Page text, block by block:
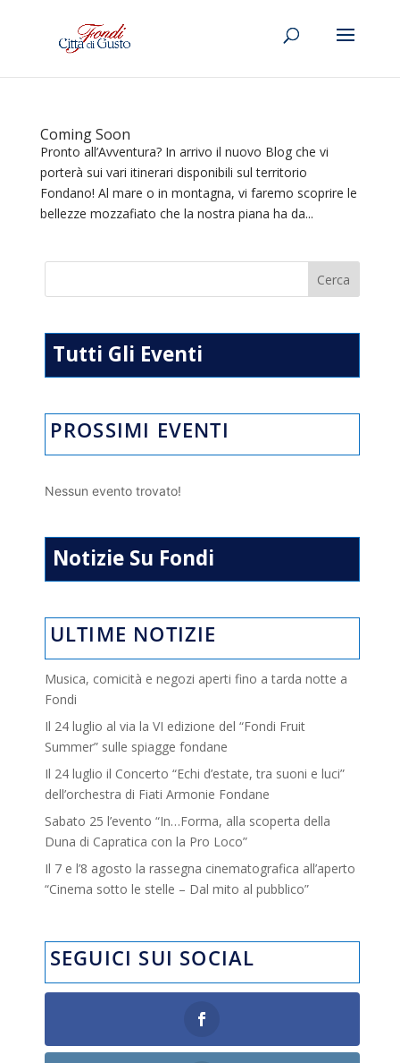
Coming Soon
Pronto all’Avventura? In arrivo il nuovo Blog che vi
porterà sui vari itinerari disponibili sul territorio
Fondano! Al mare o in montagna, vi faremo scoprire le
bellezze mozzafiato che la nostra piana ha da...
Tutti Gli Eventi
PROSSIMI EVENTI
Nessun evento trovato!
Notizie Su Fondi
ULTIME NOTIZIE
Musica, comicità e negozi aperti fino a tarda notte a
Fondi
Il 24 luglio al via la VI edizione del “Fondi Fruit
Summer” sulle spiagge fondane
Il 24 luglio il Concerto “Echi d’estate, tra suoni e luci”
dell’orchestra di Fiati Armonie Fondane
Sabato 25 l’evento “In…Forma, alla scoperta della
Duna di Capratica con la Pro Loco”
Il 7 e l’8 agosto la rassegna cinematografica all’aperto
“Cinema sotto le stelle – Dal mito al pubblico”
SEGUICI SUI SOCIAL